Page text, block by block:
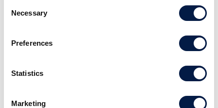
Selection
Necessary
Preferences
Statistics
Marketing
köper den svenska nätmäklaren
Sveriges
(“Aktiespararna”).
exempelvis:
fraktionshandel; köpa andelar av aktier och få
utdelningarna återinvesterade utan extra